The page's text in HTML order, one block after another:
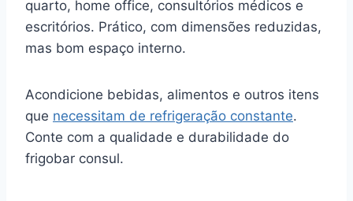
quarto, home office, consultórios médicos e
escritórios. Prático, com dimensões reduzidas,
mas bom espaço interno.
Acondicione bebidas, alimentos e outros itens
que necessitam de refrigeração constante.
Conte com a qualidade e durabilidade do
frigobar consul.